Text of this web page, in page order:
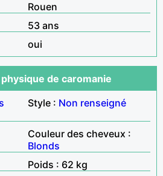
Rouen
53 ans
oui
de caromanie
Style : Non renseigné
Couleur des cheveux :
Blonds
Poids : 62 kg